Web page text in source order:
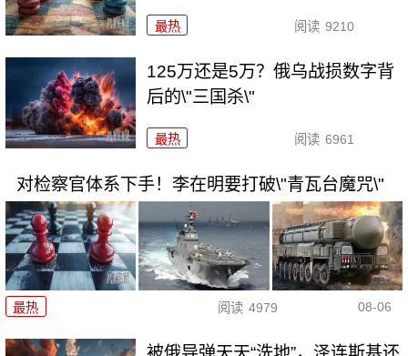
最热 阅读 9210
125万还是5万？俄乌战损数字背
后的\"三国杀\"
最热 阅读 6961
对检察官体系下手！李在明要打破\"青瓦台魔咒\"
最热 阅读 4979 08-06